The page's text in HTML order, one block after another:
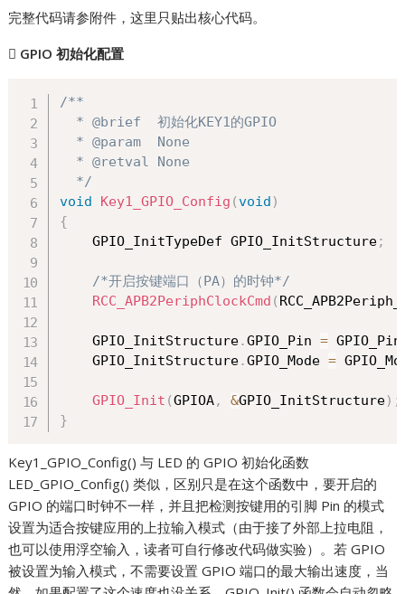
完整代码请参附件，这里只贴出核心代码。
 GPIO 初始化配置
/**
  * @brief  初始化KEY1的GPIO
  * @param  None
  * @retval None
  */
void
Key1_GPIO_Config (void )
{
    GPIO_InitTypeDef GPIO_InitStructure
;
/*开启按键端口（PA）的时钟*/
RCC_APB2PeriphClockCmd (
    GPIO_InitStructure
.GPIO_Pin =
    GPIO_InitStructure
.GPIO_Mode =
GPIO_Init (GPIOA, &GPIO_InitStructure) ;
}
Key1_GPIO_Config() 与 LED 的 GPIO 初始化函数
LED_GPIO_Config() 类似，区别只是在这个函数中，要开启的
GPIO 的端口时钟不一样，并且把检测按键用的引脚 Pin 的模式
设置为适合按键应用的上拉输入模式（由于接了外部上拉电阻，
也可以使用浮空输入，读者可自行修改代码做实验）。若 GPIO
被设置为输入模式，不需要设置 GPIO 端口的最大输出速度，当